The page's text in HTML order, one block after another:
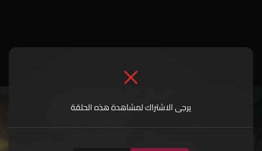
يرجى الاشتراك لمشاهدة هذه الحلقة